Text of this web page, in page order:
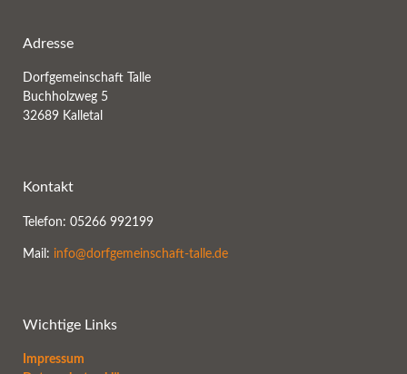
Adresse
Dorfgemeinschaft Talle
Buchholzweg 5
32689 Kalletal
Kontakt
Telefon: 05266 992199
Mail: info@dorfgemeinschaft-talle.de
Wichtige Links
Impressum